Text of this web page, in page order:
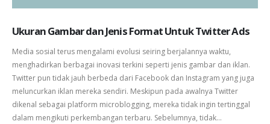
Ukuran Gambar dan Jenis Format Untuk Twitter Ads
Media sosial terus mengalami evolusi seiring berjalannya waktu,
menghadirkan berbagai inovasi terkini seperti jenis gambar dan iklan.
Twitter pun tidak jauh berbeda dari Facebook dan Instagram yang juga
meluncurkan iklan mereka sendiri. Meskipun pada awalnya Twitter
dikenal sebagai platform microblogging, mereka tidak ingin tertinggal
dalam mengikuti perkembangan terbaru. Sebelumnya, tidak...